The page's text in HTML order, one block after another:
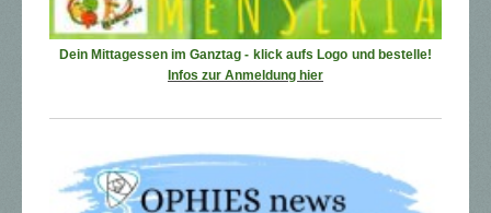
Dein Mittagessen im Ganztag - klick aufs Logo und bestelle!
Infos zur Anmeldung hier